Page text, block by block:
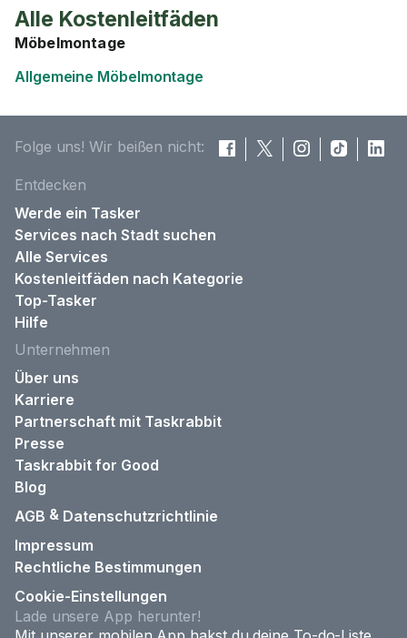
Alle Kostenleitfäden
Möbelmontage
Allgemeine Möbelmontage
Folge uns! Wir beißen nicht:
Entdecken
Werde ein Tasker
Services nach Stadt suchen
Alle Services
Kostenleitfäden nach Kategorie
Top-Tasker
Hilfe
Unternehmen
Über uns
Karriere
Partnerschaft mit Taskrabbit
Presse
Taskrabbit for Good
Blog
AGB & Datenschutzrichtlinie
Impressum
Rechtliche Bestimmungen
Cookie-Einstellungen
Lade unsere App herunter!